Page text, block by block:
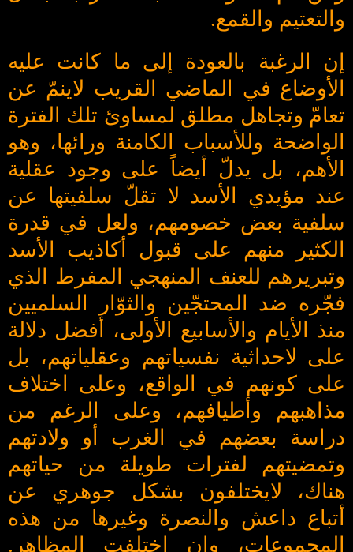
والتعتيم والقمع.
إن الرغبة بالعودة إلى ما كانت عليه
الأوضاع في الماضي القريب لاينمّ عن
تعامّ وتجاهل مطلق لمساوئ تلك الفترة
الواضحة وللأسباب الكامنة ورائها، وهو
الأهم، بل يدلّ أيضاً على وجود عقلية
عند مؤيدي الأسد لا تقلّ سلفيتها عن
سلفية بعض خصومهم، ولعل في قدرة
الكثير منهم على قبول أكاذيب الأسد
وتبريرهم للعنف المنهجي المفرط الذي
فجّره ضد المحتجّين والثوّار السلميين
منذ الأيام والأسابيع الأولى، أفضل دلالة
على لاحداثية نفسياتهم وعقلياتهم، بل
على كونهم في الواقع، وعلى اختلاف
مذاهبهم وأطيافهم، وعلى الرغم من
دراسة بعضهم في الغرب أو ولادتهم
وتمضيتهم لفترات طويلة من حياتهم
هناك، لايختلفون بشكل جوهري عن
أتباع داعش والنصرة وغيرها من هذه
المجموعات، وإن اختلفت المظاهر.